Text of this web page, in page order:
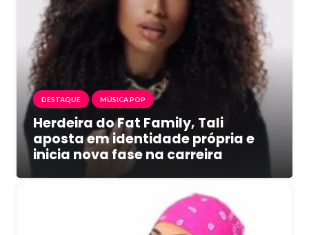
DESTAQUE MÚSICA POP
Herdeira do Fat Family, Tali
aposta em identidade própria e
inicia nova fase na carreira